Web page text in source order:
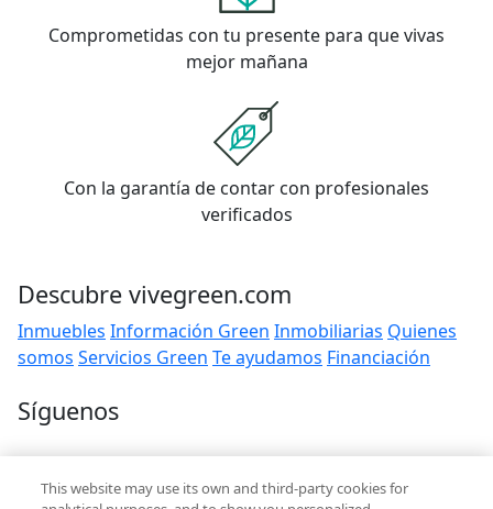
Comprometidas con tu presente para que vivas
mejor mañana
Con la garantía de contar con profesionales
verificados
Descubre vivegreen.com
Inmuebles Información Green Inmobiliarias Quienes
somos Servicios Green Te ayudamos Financiación
Síguenos
Contacto
hola@vivegreen.com
This website may use its own and third-party cookies for